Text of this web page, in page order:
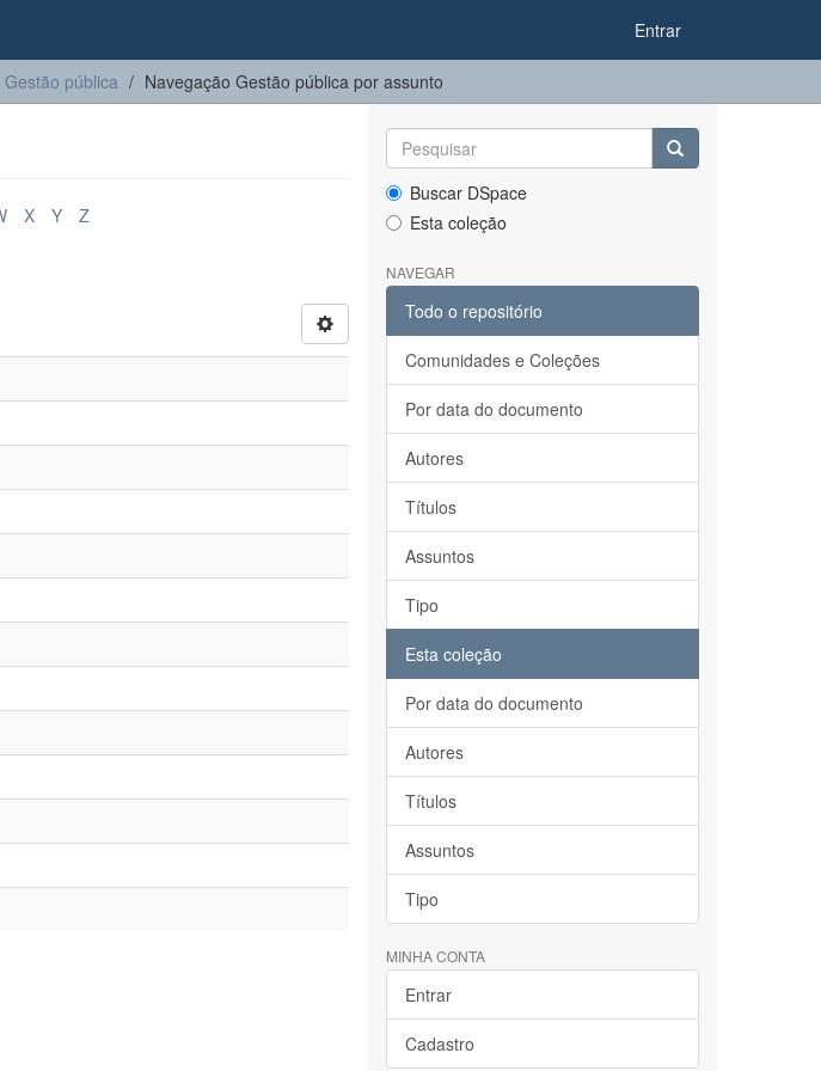
Entrar
Gestão pública Navegação Gestão pública por assunto
X Y Z
Buscar DSpace
Esta coleção
NAVEGAR
Todo o repositório
Comunidades e Coleções
Por data do documento
Autores
Títulos
Assuntos
Tipo
Esta coleção
Por data do documento
Autores
Títulos
Assuntos
Tipo
MINHA CONTA
Entrar
Cadastro